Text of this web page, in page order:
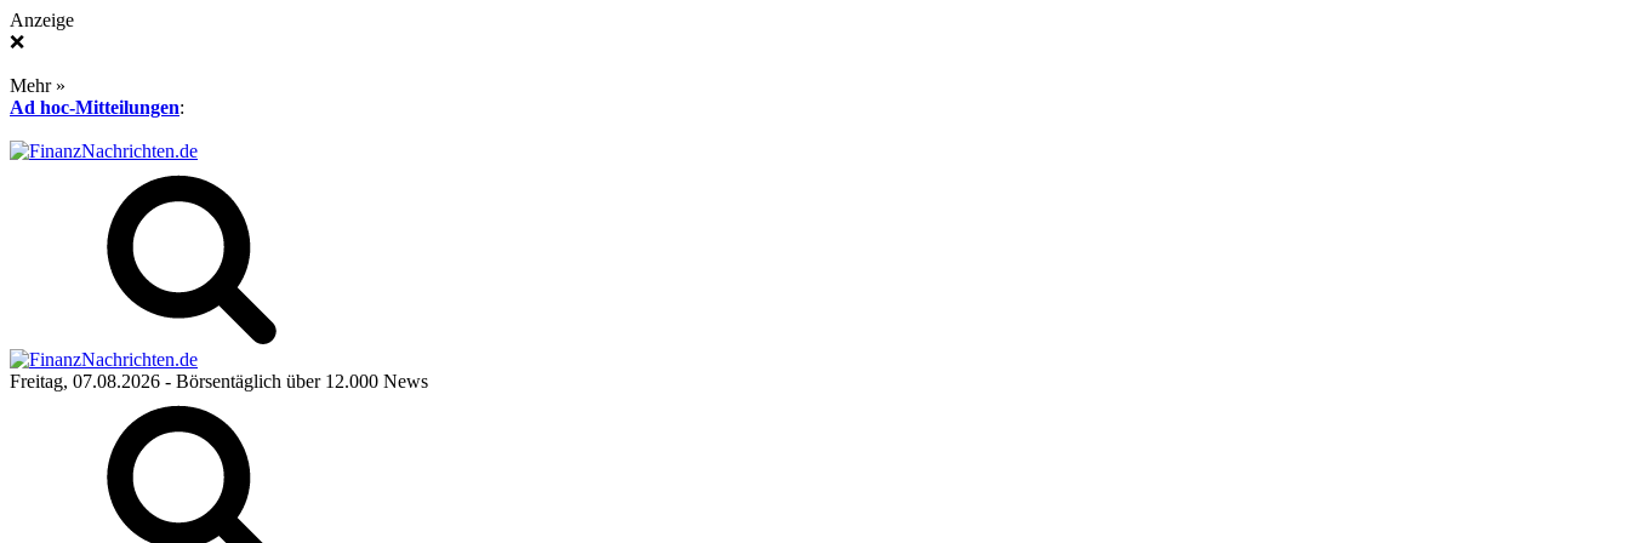
Anzeige
❌
Mehr »
Ad hoc-Mitteilungen:
Freitag, 07.08.2026 - Börsentäglich über 12.000 News